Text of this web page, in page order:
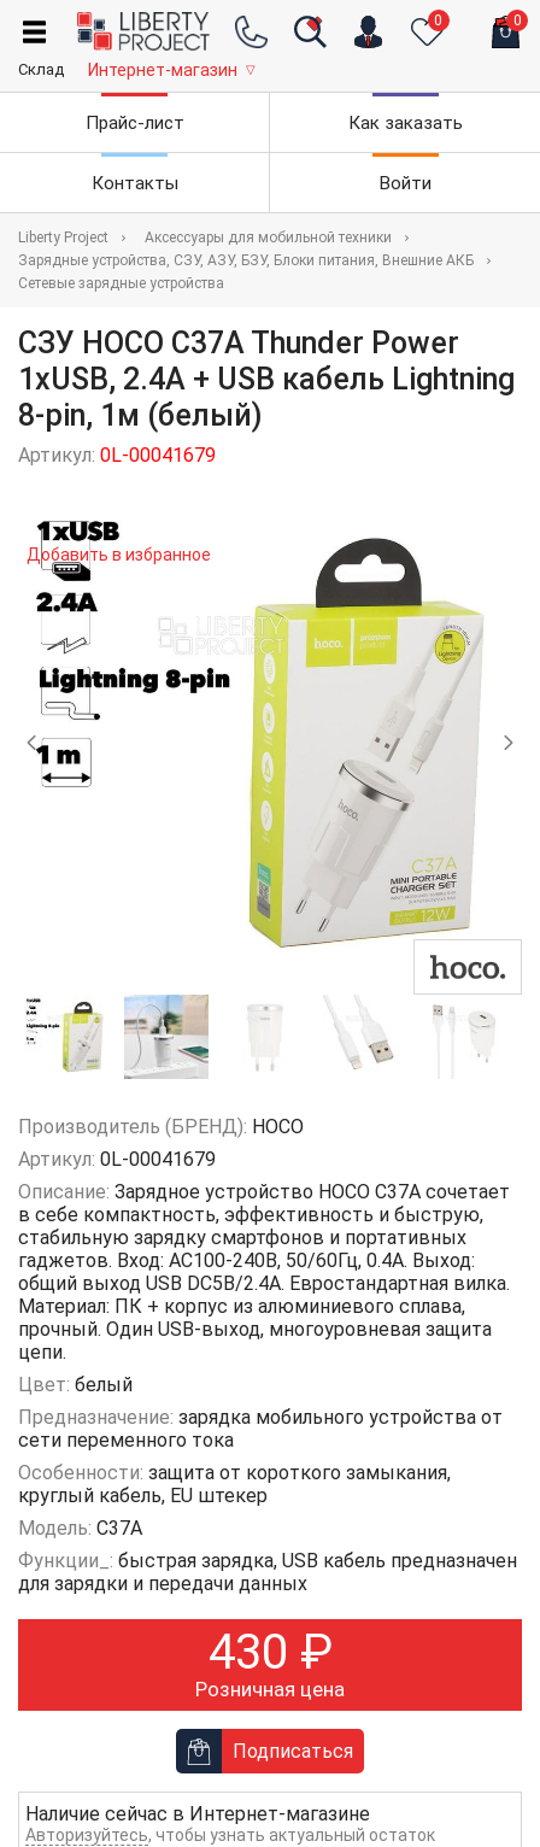
0 0
Склад Интернет-магазин ▽
Прайс-лист Как заказать
Контакты Войти
Liberty Project
Аксессуары для мобильной техники
Зарядные устройства, СЗУ, АЗУ, БЗУ, Блоки питания, Внешние АКБ
Сетевые зарядные устройства
СЗУ HOCO C37A Thunder Power
1xUSB, 2.4А + USB кабель Lightning
8-pin, 1м (белый)
Артикул: 0L-00041679
Добавить в избранное
Производитель (БРЕНД): HOCO
Артикул: 0L-00041679
Описание: Зарядное устройство HOCO C37A сочетает
в себе компактность, эффективность и быструю,
стабильную зарядку смартфонов и портативных
гаджетов. Вход: AC100-240В, 50/60Гц, 0.4A. Выход:
общий выход USB DC5В/2.4A. Евростандартная вилка.
Материал: ПК + корпус из алюминиевого сплава,
прочный. Один USB-выход, многоуровневая защита
цепи.
Цвет: белый
Предназначение: зарядка мобильного устройства от
сети переменного тока
Особенности: защита от короткого замыкания,
круглый кабель, EU штекер
Модель: C37A
Функции_: быстрая зарядка, USB кабель предназначен
для зарядки и передачи данных
430 ₽
Розничная цена
Подписаться
Наличие сейчас в Интернет-магазине
Авторизуйтесь, чтобы узнать актуальный остаток